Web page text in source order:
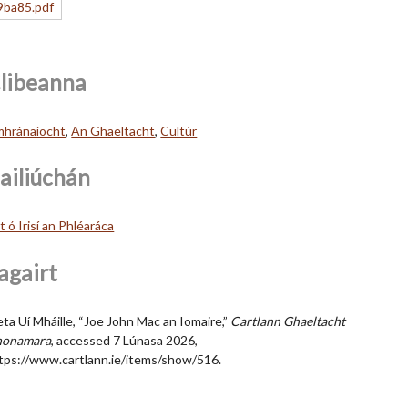
,An Ghaeltacht,Cultúr
ó Irisí an Phléaráca
Uí Mháille, “Joe John Mac an Iomaire,” Cartlann Ghaeltacht
, accessed 7 Lúnasa 2026,
www.cartlann.ie/items/show/516.